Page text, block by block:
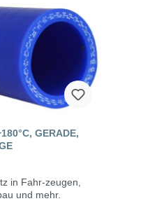
GERADE,
in Fahr-zeugen,
und mehr.